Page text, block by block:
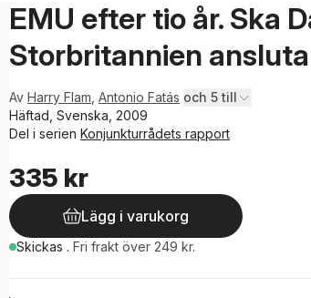
EMU efter tio år. Ska
Storbritannien
Av Harry Flam Antonio Fatás och 5 till
Häftad, Svenska, 2009
Del i serien Konjunkturrådets rapport
335 kr
Lägg i varukorg
Skickas . Fri frakt över 249 kr.